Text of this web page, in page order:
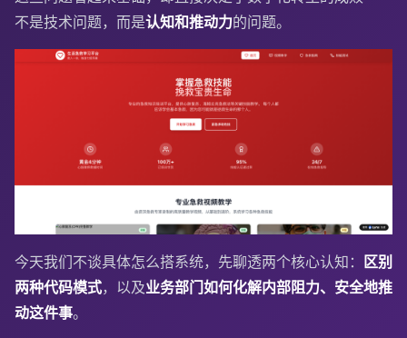
不是技术问题，而是认知和推动力的问题。
今天我们不谈具体怎么搭系统，先聊透两个核心认知： 区别
两种代码模式，以及业务部门如何化解内部阻力、安全地推
动这件事。